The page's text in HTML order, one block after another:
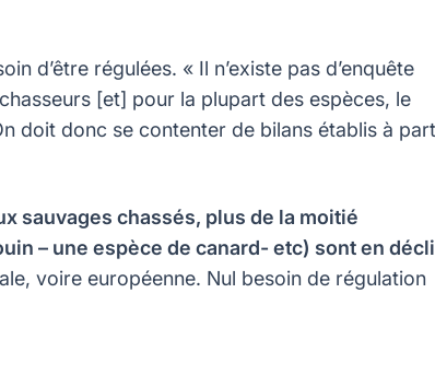
d’être régulées. « Il n’existe pas d’enquête
[et] pour la plupart des espèces, le
doit donc se contenter de bilans établis à
sauvages chassés, plus de la moitié
– une espèce de canard- etc) sont en
voire européenne. Nul besoin de régulation